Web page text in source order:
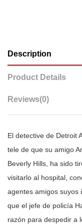
Description
Product Details
Reviews(0)
El detective de Detroit
tele de que su amigo
Beverly Hills, ha sido
visitarlo al hospital,
agentes amigos suyos
que el jefe de policía
razón para despedir a